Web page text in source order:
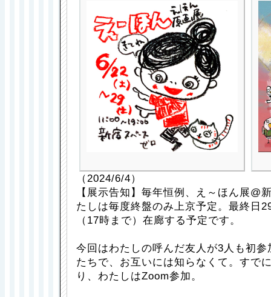
（2024/6/4）
【展示告知】毎年恒例、え～ほん展@
たしは毎度終盤のみ上京予定。最終日
（17時まで）在廊する予定です。
今回はわたしの呼んだ友人が3人も初
たちで、お互いには知らなくて。すで
り、わたしはZoom参加。